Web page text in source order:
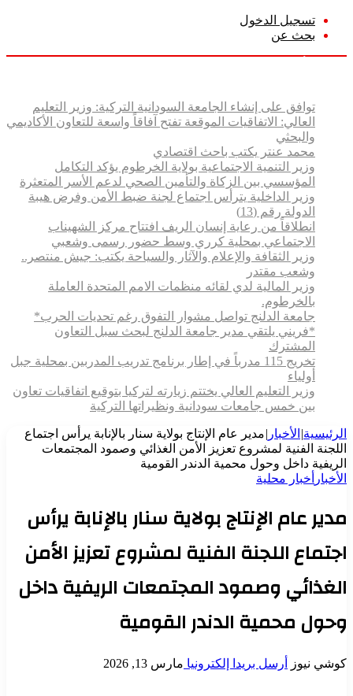
تسجيل الدخول
بحث عن
توافق على إنشاء الجامعة السودانية التركية: وزير التعليم
العالي: الاتفاقيات الموقعة تفتح آفاقاً واسعة للتعاون الأكاديمي
والبحثي
محمد عنتر يكتب باحث اقتصادي
وزير التنمية الاجتماعية بولاية الخرطوم يؤكد التكامل
المؤسسي بين الزكاة والتأمين الصحي لدعم الأسر المتعثرة
وزير الداخلية يترأس اجتماع لجنة ضبط الأمن وفرض هيبة
الدولة رقم (13)
انطلاقاً من رعاية إنسان الريف افتتاح مركز الشهيناب
الاجتماعي بمحلية كرري وسط حضور رسمى وشعبي
وزير الثقافة والإعلام والآثار والسياحة يكتب: جيش منتصر..
وشعب مقتدر
وزير المالية لدي لقائه منظمات الامم المتحدة العاملة
بالخرطوم.
جامعة الدلنج تواصل مشوار التفوق رغم تحديات الحرب*
*فريني يلتقي مدير جامعة الدلنج لبحث سبل التعاون
المشترك
تخريج 115 مدرباً في إطار برنامج تدريب المدربين بمحلية جبل
أولياء
وزير التعليم العالي يختتم زيارته لتركيا بتوقيع اتفاقيات تعاون
بين خمس جامعات سودانية ونظيراتها التركية
الرئيسية| الأخبار |مدير عام الإنتاج بولاية سنار بالإنابة يرأس اجتماع
اللجنة الفنية لمشروع تعزيز الأمن الغذائي وصمود المجتمعات
الريفية داخل وحول محمية الدندر القومية
الأخبار أخبار محلية
مدير عام الإنتاج بولاية سنار بالإنابة يرأس
اجتماع اللجنة الفنية لمشروع تعزيز الأمن
الغذائي وصمود المجتمعات الريفية داخل
وحول محمية الدندر القومية
كوشي نيوز أرسل بريدا إلكترونيا مارس 13, 2026